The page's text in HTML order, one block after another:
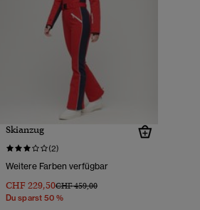
Skianzug
(2)
Weitere Farben verfügbar
CHF 229,50Preis wurde reduziert von
CHF 459,00bis
Du sparst 50 %